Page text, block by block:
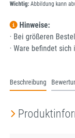
Wichtig: Abbildung kann
Hinweise:
· Bei größeren
· Ware befindet
Beschreibung